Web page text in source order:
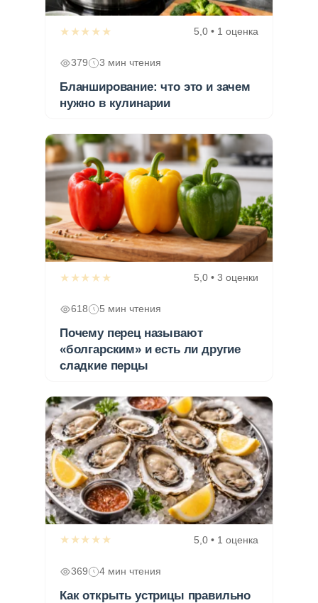
★★★★★ 5,0 • 1 оценка
379 3 мин чтения
Бланширование: что это и зачем
нужно в кулинарии
★★★★★ 5,0 • 3 оценки
618 5 мин чтения
Почему перец называют
«болгарским» и есть ли другие
сладкие перцы
★★★★★ 5,0 • 1 оценка
369 4 мин чтения
Как открыть устрицы правильно